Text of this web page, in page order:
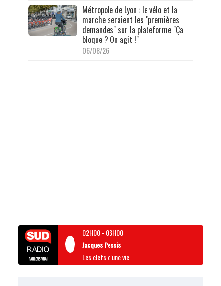
Métropole de Lyon : le vélo et la
marche seraient les "premières
demandes" sur la plateforme "Ça
bloque ? On agit !"
06/08/26
02H00- 03H00
Jacques Pessis
Les clefs d'une vie